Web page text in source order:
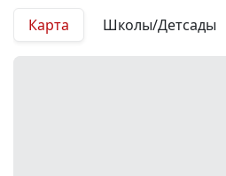
Карта Школы/Детсады